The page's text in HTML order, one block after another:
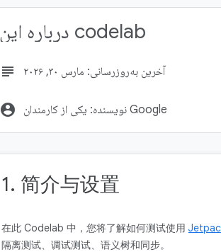
درباره این codelab
subject آخرین به‌روزرسانی: مارس ۳۰, ۲۰۲۶
account_circle نویسنده: یکی از کارمندان Google
1. 简介与设置
在此 Codelab 中，您将了解如何测试使用
隔离测试、调试测试、语义树和同步。